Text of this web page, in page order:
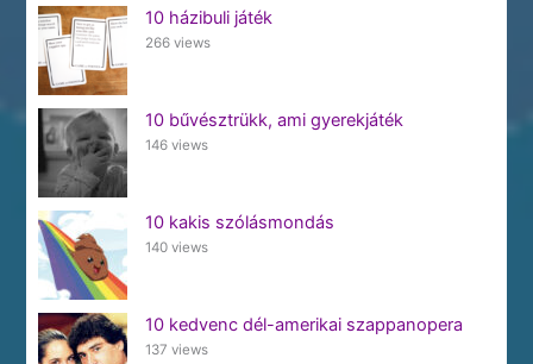
10 házibuli játék
266 views
10 bűvésztrükk, ami gyerekjáték
146 views
10 kakis szólásmondás
140 views
10 kedvenc dél-amerikai szappanopera
137 views